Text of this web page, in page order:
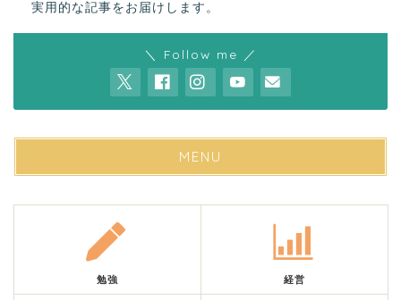
実用的な記事をお届けします。
＼ Follow me ／
MENU
勉強 経営